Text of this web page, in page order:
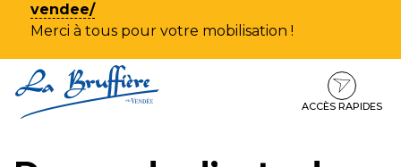
vendee/
Merci à tous pour votre mobilisation !
au
contenu
au
ACCÈS RAPIDES